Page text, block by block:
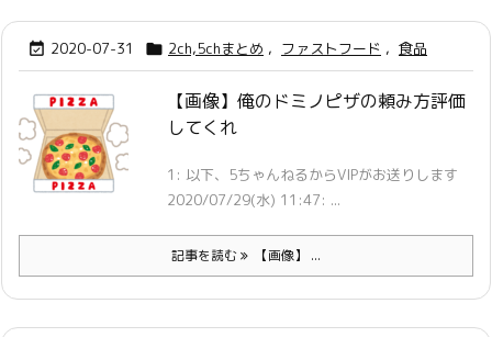
 2020-07-31  2ch,5chまとめ , ファストフード , 食品
【画像】俺のドミノピザの頼み方評価
してくれ
1: 以下、5ちゃんねるからVIPがお送りします
2020/07/29(水) 11:47: ...
記事を読む 【画像】 ...